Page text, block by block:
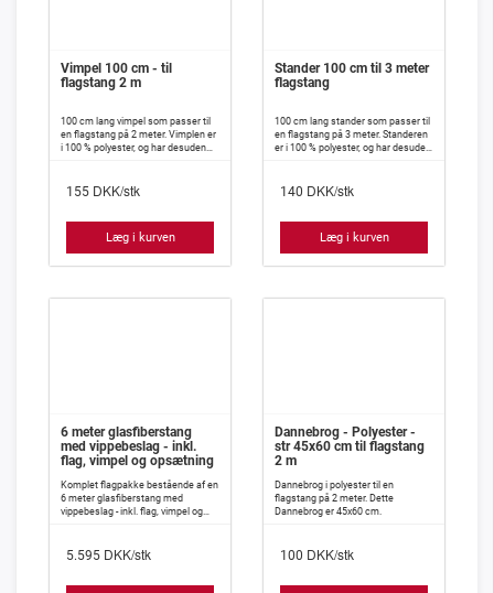
Vimpel 100 cm - til
flagstang 2 m
100 cm lang vimpel som passer til
en flagstang på 2 meter. Vimplen er
i 100 % polyester, og har desuden
155 DKK/stk
Læg i kurven
Stander 100 cm til 3 meter
flagstang
100 cm lang stander som passer til
en flagstang på 3 meter. Standeren
er i 100 % polyester, og har desuden
140 DKK/stk
Læg i kurven
6 meter glasfiberstang
med vippebeslag - inkl.
flag, vimpel og opsætning
Komplet flagpakke bestående af en
6 meter glasfiberstang med
vippebeslag - inkl. flag, vimpel og
5.595 DKK/stk
Dannebrog - Polyester -
str 45x60 cm til flagstang
2 m
Dannebrog i polyester til en
flagstang på 2 meter. Dette
Dannebrog er 45x60 cm.
100 DKK/stk